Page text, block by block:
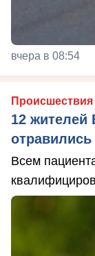
вчера в 08:54
Происшествия
12 жителей
Всем